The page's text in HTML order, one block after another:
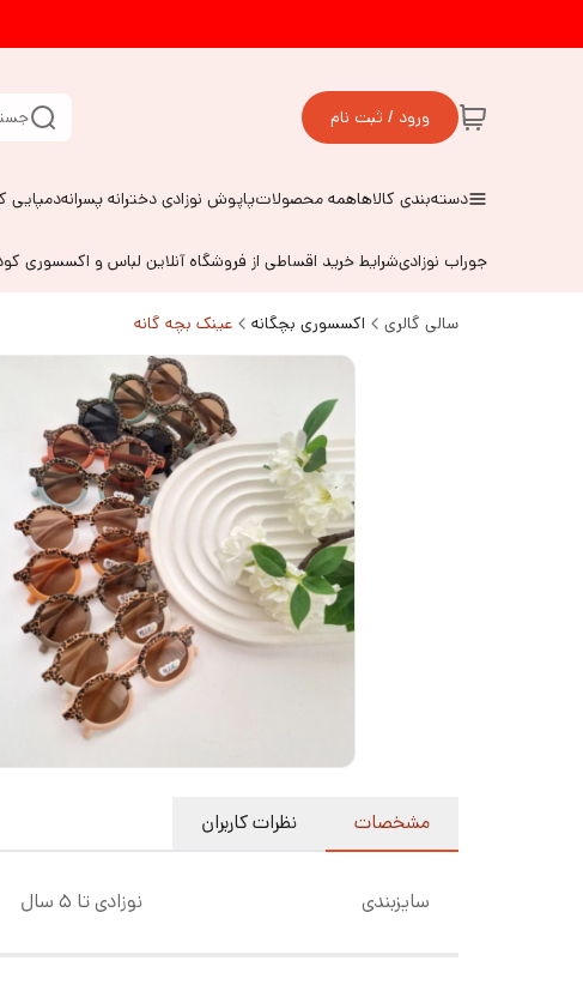
ورود / ثبت نام
دسته‌بندی کالاهاهمه محصولاتپاپوش نوزادی دخترانه پسرانهدمپایی
جوراب نوزادیشرایط خرید اقساطی از فروشگاه آنلاین لباس و اکسسوری
سالی گالری اکسسوری بچگانه عینک بچه گانه
مشخصات نظرات کاربران
سایزبندی نوزادی تا ۵ سال